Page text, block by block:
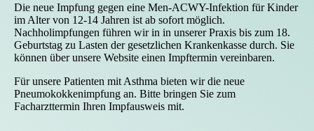
Die neue Impfung gegen eine Men-ACWY-Infektion für Kinder
im Alter von 12-14 Jahren ist ab sofort möglich.
Nachholimpfungen führen wir in in unserer Praxis bis zum 18.
Geburtstag zu Lasten der gesetzlichen Krankenkasse durch. Sie
können über unsere Website einen Impftermin vereinbaren.
Für unsere Patienten mit Asthma bieten wir die neue
Pneumokokkenimpfung an. Bitte bringen Sie zum
Facharzttermin Ihren Impfausweis mit.